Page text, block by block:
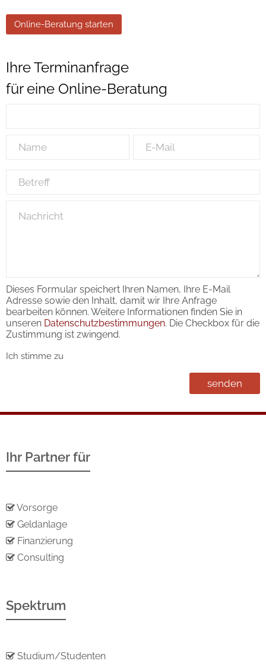
Online-Beratung starten
Ihre Terminanfrage
für eine Online-Beratung
Dieses Formular speichert Ihren Namen, Ihre E-Mail
Adresse sowie den Inhalt, damit wir Ihre Anfrage
bearbeiten können. Weitere Informationen finden Sie in
unseren Datenschutzbestimmungen. Die Checkbox für die
Zustimmung ist zwingend.
Ich stimme zu
Ihr Partner für
Vorsorge
Geldanlage
Finanzierung
Consulting
Spektrum
Studium/Studenten